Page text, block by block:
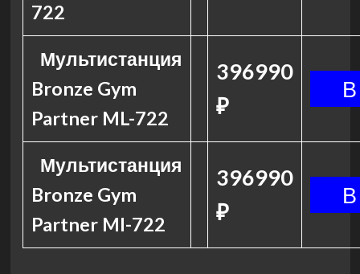
722
Мультистанция
Bronze Gym
Partner ML-722
396990
₽
Мультистанция
Bronze Gym
Partner Ml-722
396990
₽